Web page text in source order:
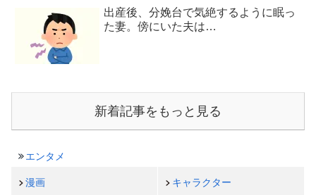
出産後、分娩台で気絶するように眠っ
た妻。傍にいた夫は…
新着記事をもっと見る
エンタメ
漫画 キャラクター